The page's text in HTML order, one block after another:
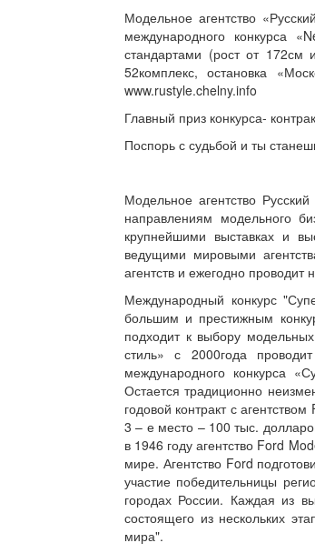
Модельное агентство
международного конкурса
стандартами (рост от
52комплекс, остановка
www.rustyle.chelny.info
Главный приз конкурса-
Поспорь с судьбой и ты
Модельное агентство
направлениям модельного
крупнейшими выставках и
ведущими мировыми
агентств и ежегодно проводит
Международный конкурс
большим и престижным
подходит к выбору
стиль» с 2000года
международного конкурса
Остается традиционно
годовой контракт с
3 – е место – 100 тыс.
в 1946 году агентство Ford
мире. Агентство Ford
участие победительницы
городах России. Каждая из
состоящего из нескольких
мира".